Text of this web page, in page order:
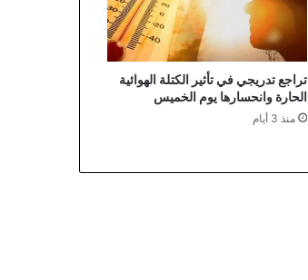
تراجع تدريجي في تأثير الكتلة الهوائية
الحارة وانحسارها يوم الخميس
منذ 3 أيام